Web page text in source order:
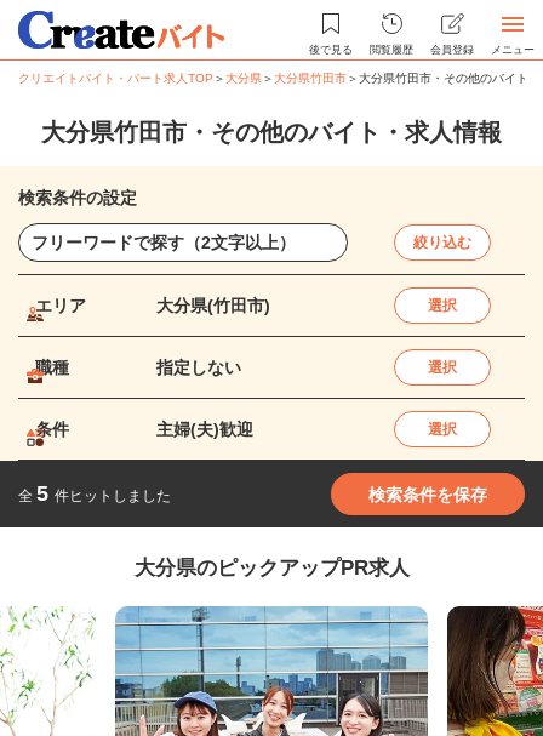
後で見る 閲覧履歴 会員登録 メニュー
クリエイトバイト・パート求人TOP ＞大分県＞大分県竹田市＞大分県竹田市・その他のバイト
大分県竹田市・その他のバイト・求人情報
検索条件の設定
絞り込む
エリア 大分県(竹田市) 選択
職種 指定しない 選択
条件 主婦(夫)歓迎 選択
全 5 件ヒットしました 検索条件を保存
大分県のピックアップPR求人